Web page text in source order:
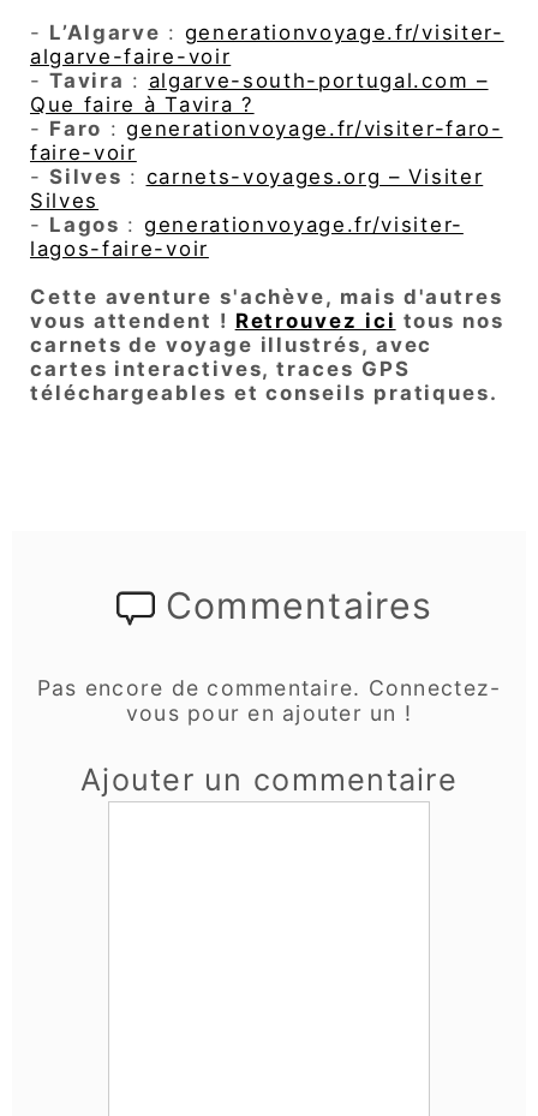
- L’Algarve : generationvoyage.fr/visiter-
algarve-faire-voir
-Tavira : algarve-south-portugal.com –
Que faire à Tavira ?
- Faro :generationvoyage.fr/visiter-faro-
faire-voir
-Silves : carnets-voyages.org – Visiter
Silves
- Lagos : generationvoyage.fr/visiter-
lagos-faire-voir
Cette aventure s'achève, mais d'autres
vous attendent ! Retrouvez ici tous nos
carnets de voyage illustrés, avec
cartes interactives, traces GPS
téléchargeables et conseils pratiques.
Commentaires
Pas encore de commentaire. Connectez-
vous pour en ajouter un !
Ajouter un commentaire